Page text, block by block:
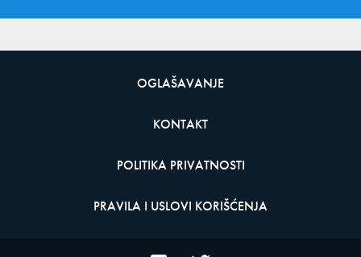
OGLAŠAVANJE
KONTAKT
POLITIKA PRIVATNOSTI
PRAVILA I USLOVI KORIŠĆENJA